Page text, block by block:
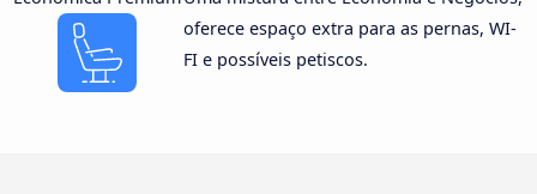
oferece espaço extra para as pernas, WI-
FI e possíveis petiscos.